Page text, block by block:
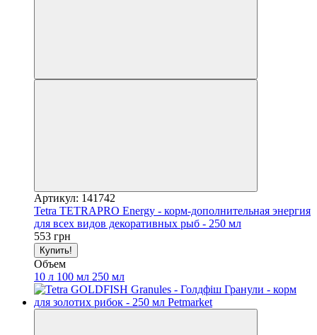
Артикул: 141742
Tetra TETRAPRO Energy - корм-дополнительная энергия
для всех видов декоративных рыб - 250 мл
553 грн
Купить!
Объем
10 л 100 мл 250 мл